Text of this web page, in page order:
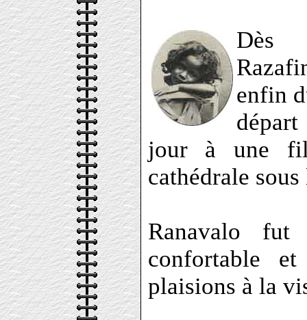
enfin
jour à une
cathédrale
Ranavalo
confortable
plaisions à la